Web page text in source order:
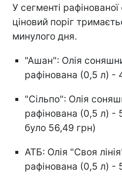
У сегменті
ціновий поріг
минулого дня.
"Ашан": Олія
рафінована (0,5 л) -
"Сільпо": Олія
рафінована (0,5 л) -
було 56,49 грн)
АТБ: Олія "Своя
рафінована (0,5 л) -